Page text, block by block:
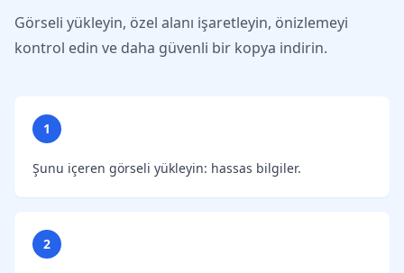
Görseli yükleyin, özel alanı işaretleyin, önizlemeyi
kontrol edin ve daha güvenli bir kopya indirin.
1
Şunu içeren görseli yükleyin: hassas bilgiler.
2